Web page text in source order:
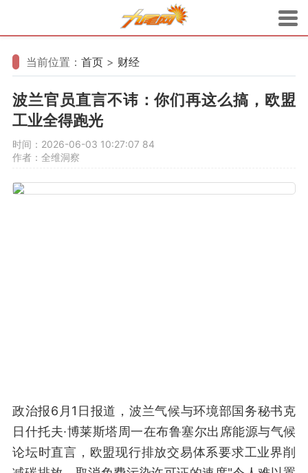
当前位置： 首页 > 财经
波兰官员直言不讳：你们再这么搞，欧盟
工业全得跑光
时间：2026-06-03 10:27:07 84
作者：全维洞察
政治报6月1日报道，波兰气候与环境部国务秘书克
日什托夫·博莱斯塔周一在布鲁塞尔出席能源与气候
论坛时直言，欧盟现行排放交易体系要求工业界削